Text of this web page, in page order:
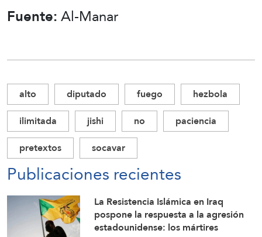
Fuente:Al-Manar
alto diputado fuego
hezbola
ilimitada
jishi no
paciencia
pretextos
socavar
Publicaciones recientes
La Resistencia Islámica en Iraq
pospone la respuesta a la agresión
estadounidense: los mártires